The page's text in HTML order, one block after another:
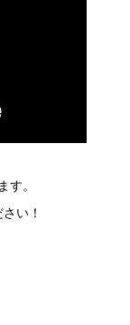
す。
い！